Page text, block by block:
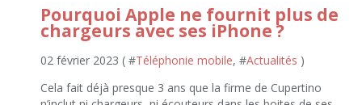
Pourquoi Apple ne fournit plus de
chargeurs avec ses iPhone ?
02 février 2023 ( #Téléphonie mobile, #Actualités )
Cela fait déjà presque 3 ans que la firme de Cupertino